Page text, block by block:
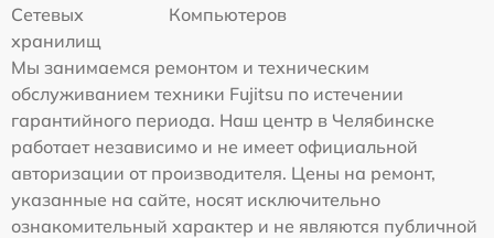
Сетевых
хранилищ
Компьютеров
Мы занимаемся ремонтом и техническим
обслуживанием техники Fujitsu по истечении
гарантийного периода. Наш центр в Челябинске
работает независимо и не имеет официальной
авторизации от производителя. Цены на ремонт,
указанные на сайте, носят исключительно
ознакомительный характер и не являются публичной